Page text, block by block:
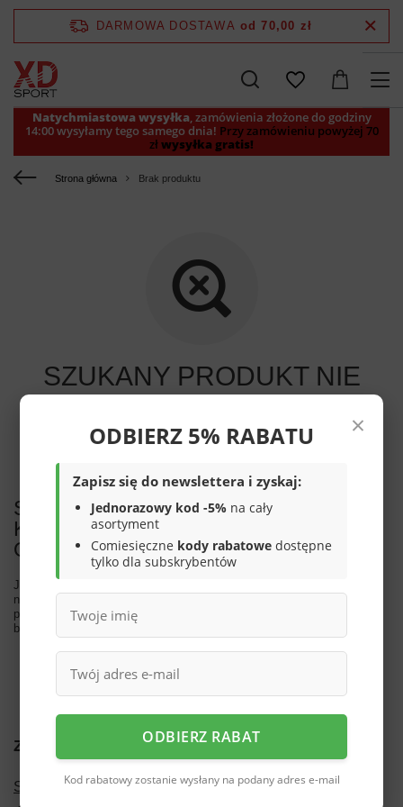
Natychmiastowa wysyłka, zamówienia złożone do godziny
14:00 wysyłamy tego samego dnia! Przy zamówieniu powyżej 70
złwysyłka gratis!
DARMOWA DOSTAWA od 70,00 zł
Strona główna Brak produktu
SZUKANY PRODUKT NIE
Spróbuj sprecyzować dokładniejsze parametry. Skorzystaj z
SZUKASZ PRODUKTU,
KTÓREGO NIE MAMY W
OFERCIE?
Jeśli nie znalazłeś w naszej ofercie produktu, a chciałbyś kupić go w
naszym sklepie, możesz skorzystać ze specjalnego formularza i
przesłać nam opis szukanego przedmiotu. Aby móc to zrobić musisz
być
zalogowany.
Zamówienia
Status zamówienia
×
ODBIERZ 5% RABATU
Zapisz się do newslettera i zyskaj:
Jednorazowy kod -5% na cały
asortyment
Comiesięczne kody rabatowe dostępne
tylko dla subskrybentów
ODBIERZ RABAT
Kod rabatowy zostanie wysłany na podany adres e-mail